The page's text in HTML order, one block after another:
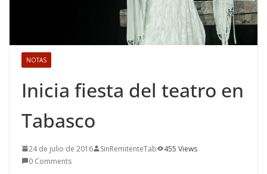
NOTAS
Inicia fiesta del teatro en
Tabasco
24 de julio de 2016 SinRemitenteTab
455 Views
0 Comments